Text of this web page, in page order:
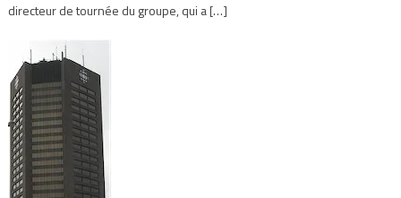
directeur de tournée du groupe, qui a […]